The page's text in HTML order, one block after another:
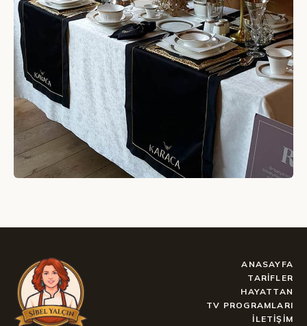
ANASAYFA
TARIFLER
HAYATTAN
TV PROGRAMLARI
İLETIŞIM